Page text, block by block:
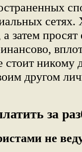
а затем
никому
другом
за
не